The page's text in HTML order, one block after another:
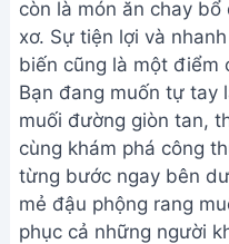
còn là món ăn chay
xơ. Sự tiện lợi và
biến cũng là một điểm
Bạn đang muốn tự tay
muối đường giòn tan,
cùng khám phá công
từng bước ngay bên
mẻ đậu phộng rang
phục cả những người